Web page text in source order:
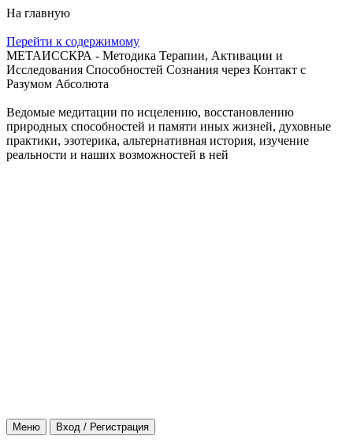
На главную
Перейти к содержимому
МЕТАИССКРА - Методика Терапии, Активации и
Исследования Способностей Сознания через Контакт с
Разумом Абсолюта
Ведомые медитации по исцелению, восстановлению
природных способностей и памяти иных жизней, духовные
практики, эзотерика, альтернативная история, изучение
реальности и наших возможностей в ней
Меню Вход / Регистрация